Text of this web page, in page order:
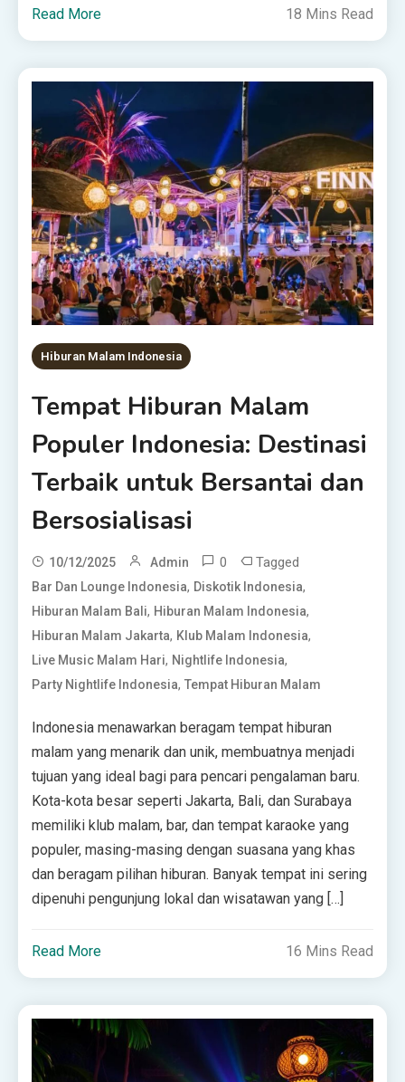
Read More 18 Mins Read
Hiburan Malam Indonesia
Tempat Hiburan Malam
Populer Indonesia: Destinasi
Terbaik untuk Bersantai dan
Bersosialisasi
10/12/2025 Admin 0 Tagged
Bar Dan Lounge Indonesia, Diskotik Indonesia,
Hiburan Malam Bali, Hiburan Malam Indonesia,
Hiburan Malam Jakarta, Klub Malam Indonesia,
Live Music Malam Hari, Nightlife Indonesia,
Party Nightlife Indonesia,Tempat Hiburan Malam
Indonesia menawarkan beragam tempat hiburan
malam yang menarik dan unik, membuatnya menjadi
tujuan yang ideal bagi para pencari pengalaman baru.
Kota-kota besar seperti Jakarta, Bali, dan Surabaya
memiliki klub malam, bar, dan tempat karaoke yang
populer, masing-masing dengan suasana yang khas
dan beragam pilihan hiburan. Banyak tempat ini sering
dipenuhi pengunjung lokal dan wisatawan yang […]
Read More 16 Mins Read